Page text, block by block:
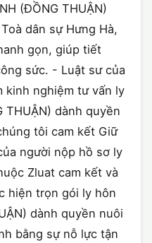
(ĐỒNG THUẬN)
dân sự Hưng Hà,
gọn, giúp tiết
sức. - Luật sư của
kinh nghiệm tư vấn ly
THUẬN) dành quyền
tôi cam kết Giữ
người nộp hồ sơ ly
Zluat cam kết và
hiện trọn gói ly hôn
dành quyền nuôi
bằng sự nỗ lực tận